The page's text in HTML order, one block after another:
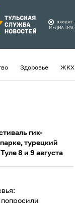
Здоровье ЖКХ
гик-
турецкий
8 и 9 августа